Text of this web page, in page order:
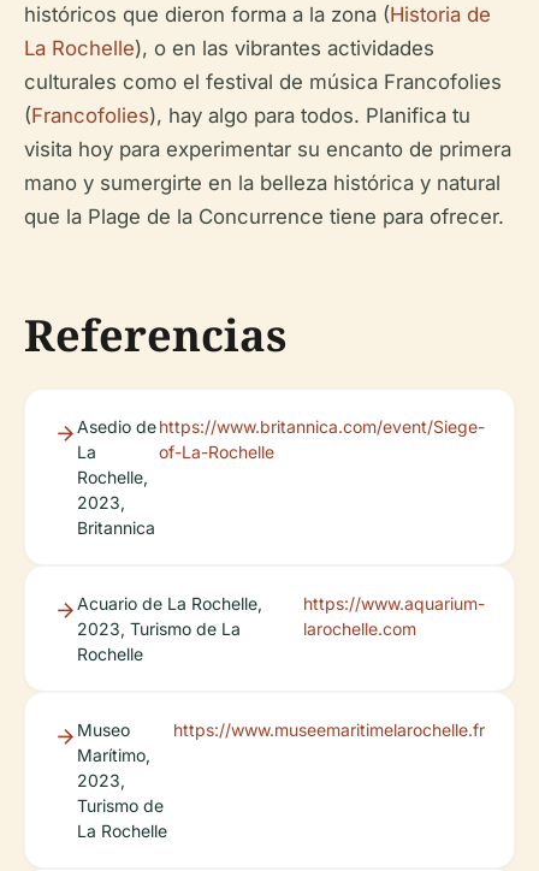
históricos que dieron forma a la zona (Historia de
La Rochelle), o en las vibrantes actividades
culturales como el festival de música Francofolies
(Francofolies), hay algo para todos. Planifica tu
visita hoy para experimentar su encanto de primera
mano y sumergirte en la belleza histórica y natural
que la Plage de la Concurrence tiene para ofrecer.
Referencias
Asedio de
La
Rochelle,
2023,
Britannica
https://www.britannica.com/event/Siege-
of-La-Rochelle
Acuario de La Rochelle,
2023, Turismo de La
Rochelle
https://www.aquarium-
larochelle.com
Museo
Marítimo,
2023,
Turismo de
La Rochelle
https://www.museemaritimelarochelle.fr